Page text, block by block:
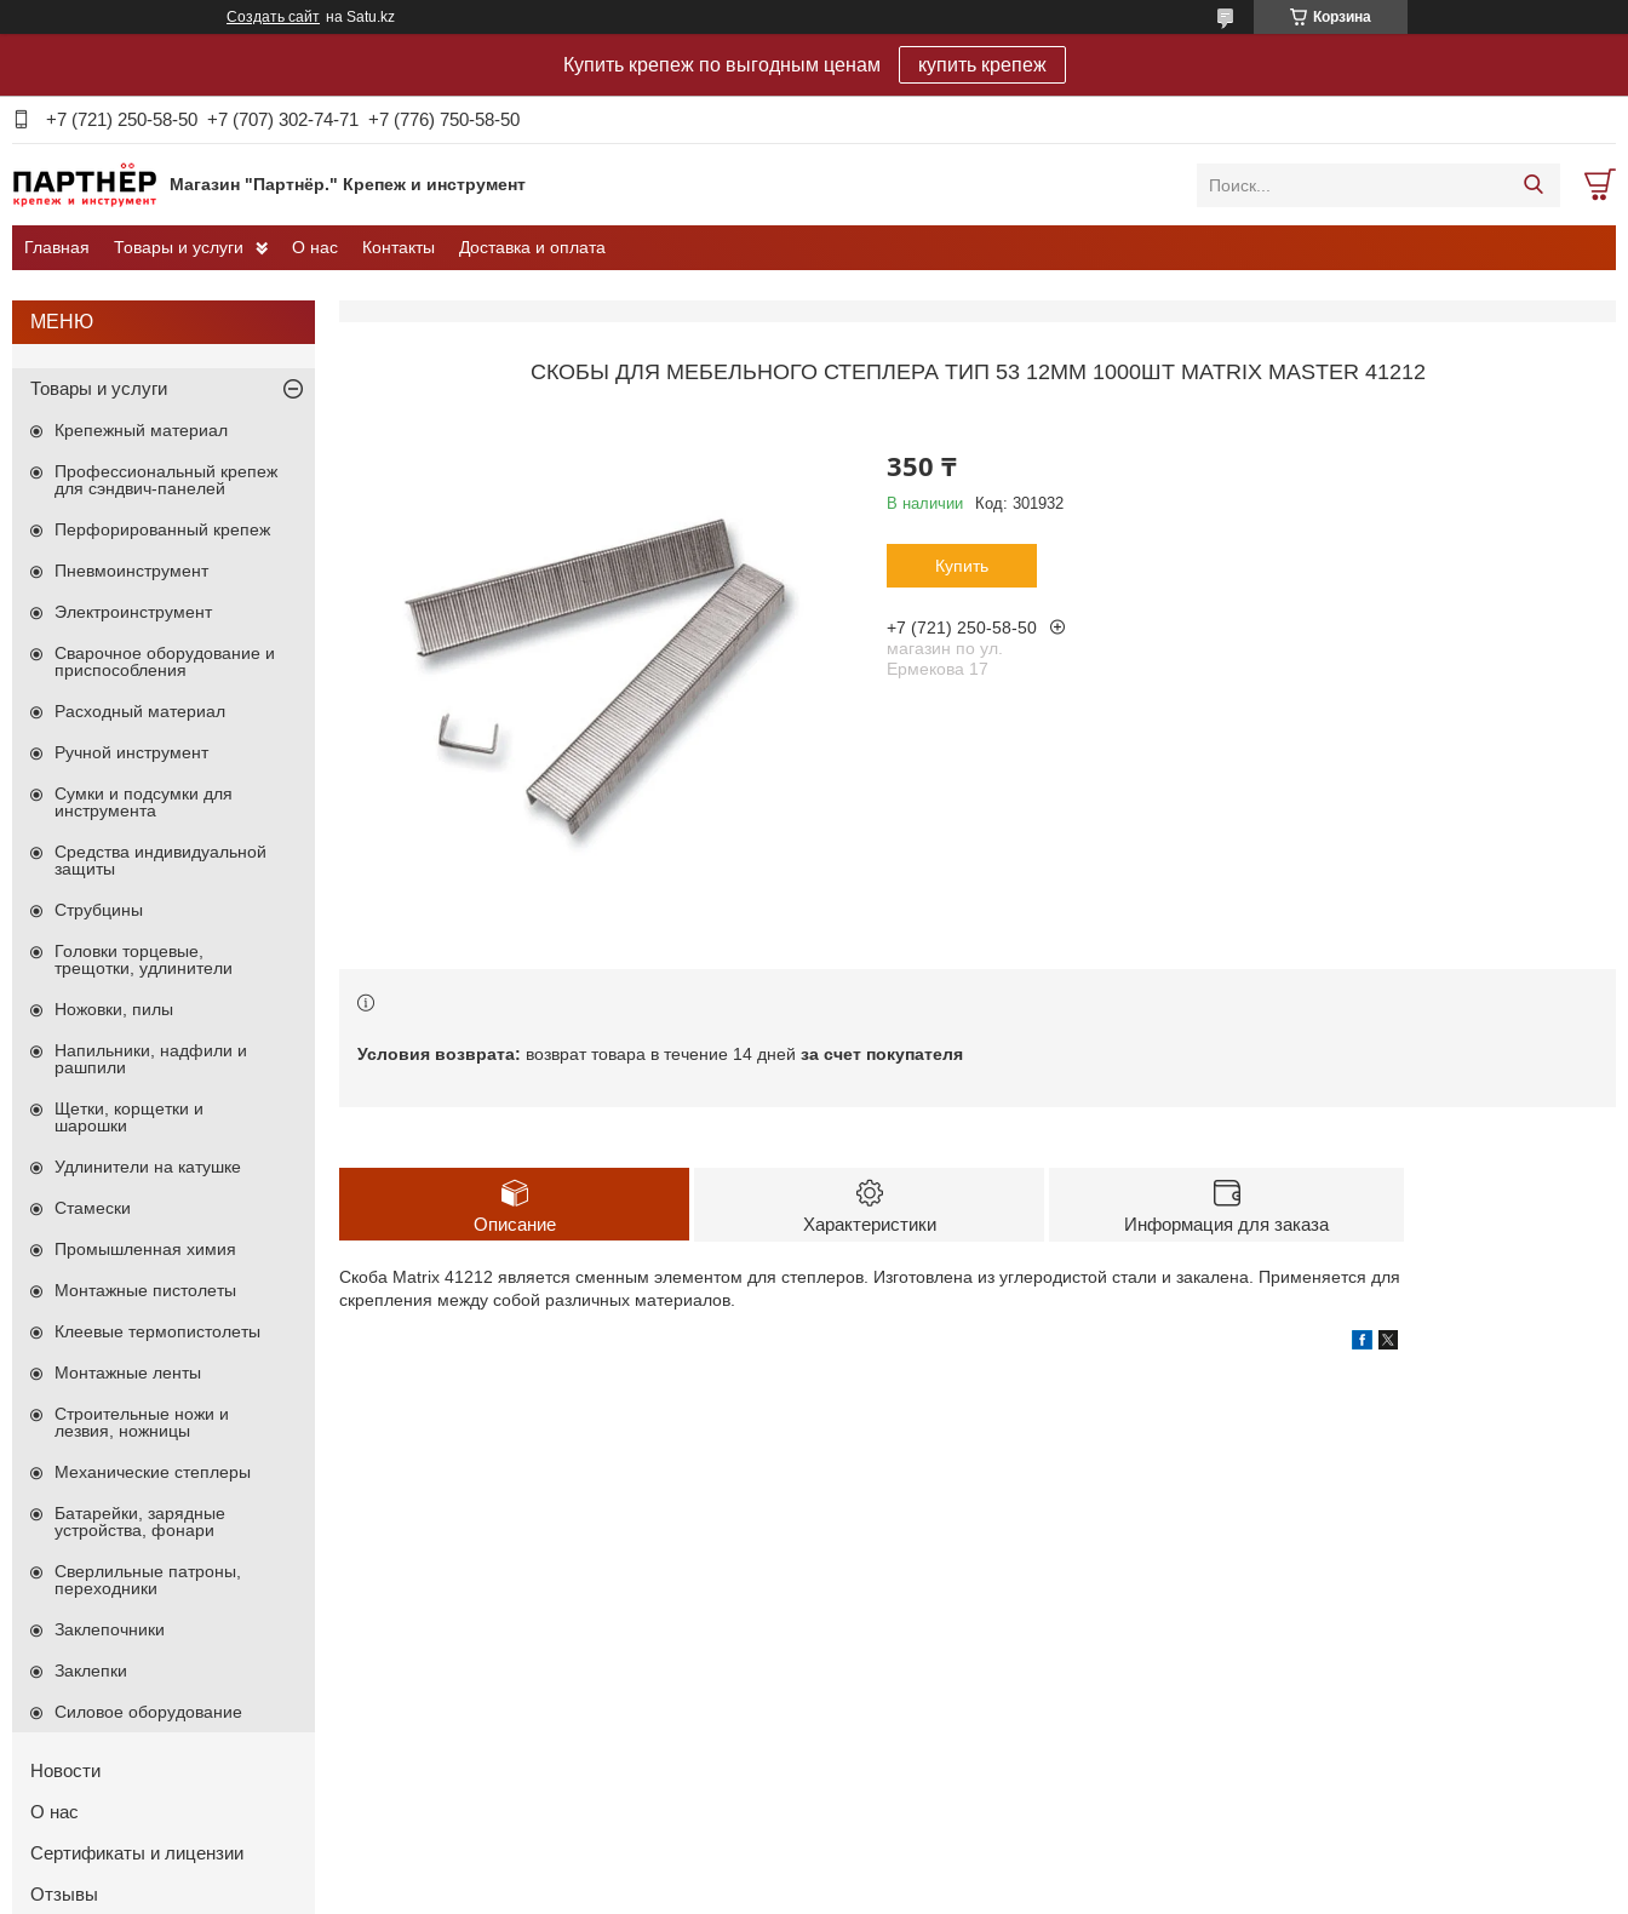
Создать сайт на Satu.kz Корзина
Купить крепеж по выгодным ценам купить крепеж
+7 (721) 250-58-50 +7 (707) 302-74-71 +7 (776) 750-58-50
Магазин "Партнёр." Крепеж и инструмент
Главная Товары и услуги О нас Контакты Доставка и оплата
СКОБЫ ДЛЯ МЕБЕЛЬНОГО СТЕПЛЕРА ТИП 53 12ММ 1000ШТ MATRIX MASTER 41212
350 ₸
В наличии Код: 301932
Купить
+7 (721) 250-58-50
магазин по ул.
Ермекова 17
возврат товара в течение 14 дней за счет покупателя
Описание Характеристики Информация для заказа
Скоба Matrix 41212 является сменным элементом для степлеров. Изготовлена из углеродистой стали и закалена. Применяется для
скрепления между собой различных материалов.
Товары и услуги
Крепежный материал
Профессиональный крепеж
для сэндвич-панелей
Перфорированный крепеж
Пневмоинструмент
Электроинструмент
Сварочное оборудование и
приспособления
Расходный материал
Ручной инструмент
Сумки и подсумки для
инструмента
Средства индивидуальной
защиты
Струбцины
Головки торцевые,
трещотки, удлинители
Ножовки, пилы
Напильники, надфили и
рашпили
Щетки, корщетки и
шарошки
Удлинители на катушке
Стамески
Промышленная химия
Монтажные пистолеты
Клеевые термопистолеты
Монтажные ленты
Строительные ножи и
лезвия, ножницы
Механические степлеры
Батарейки, зарядные
устройства, фонари
Сверлильные патроны,
переходники
Заклепочники
Заклепки
Силовое оборудование
Новости
О нас
Сертификаты и лицензии
Отзывы